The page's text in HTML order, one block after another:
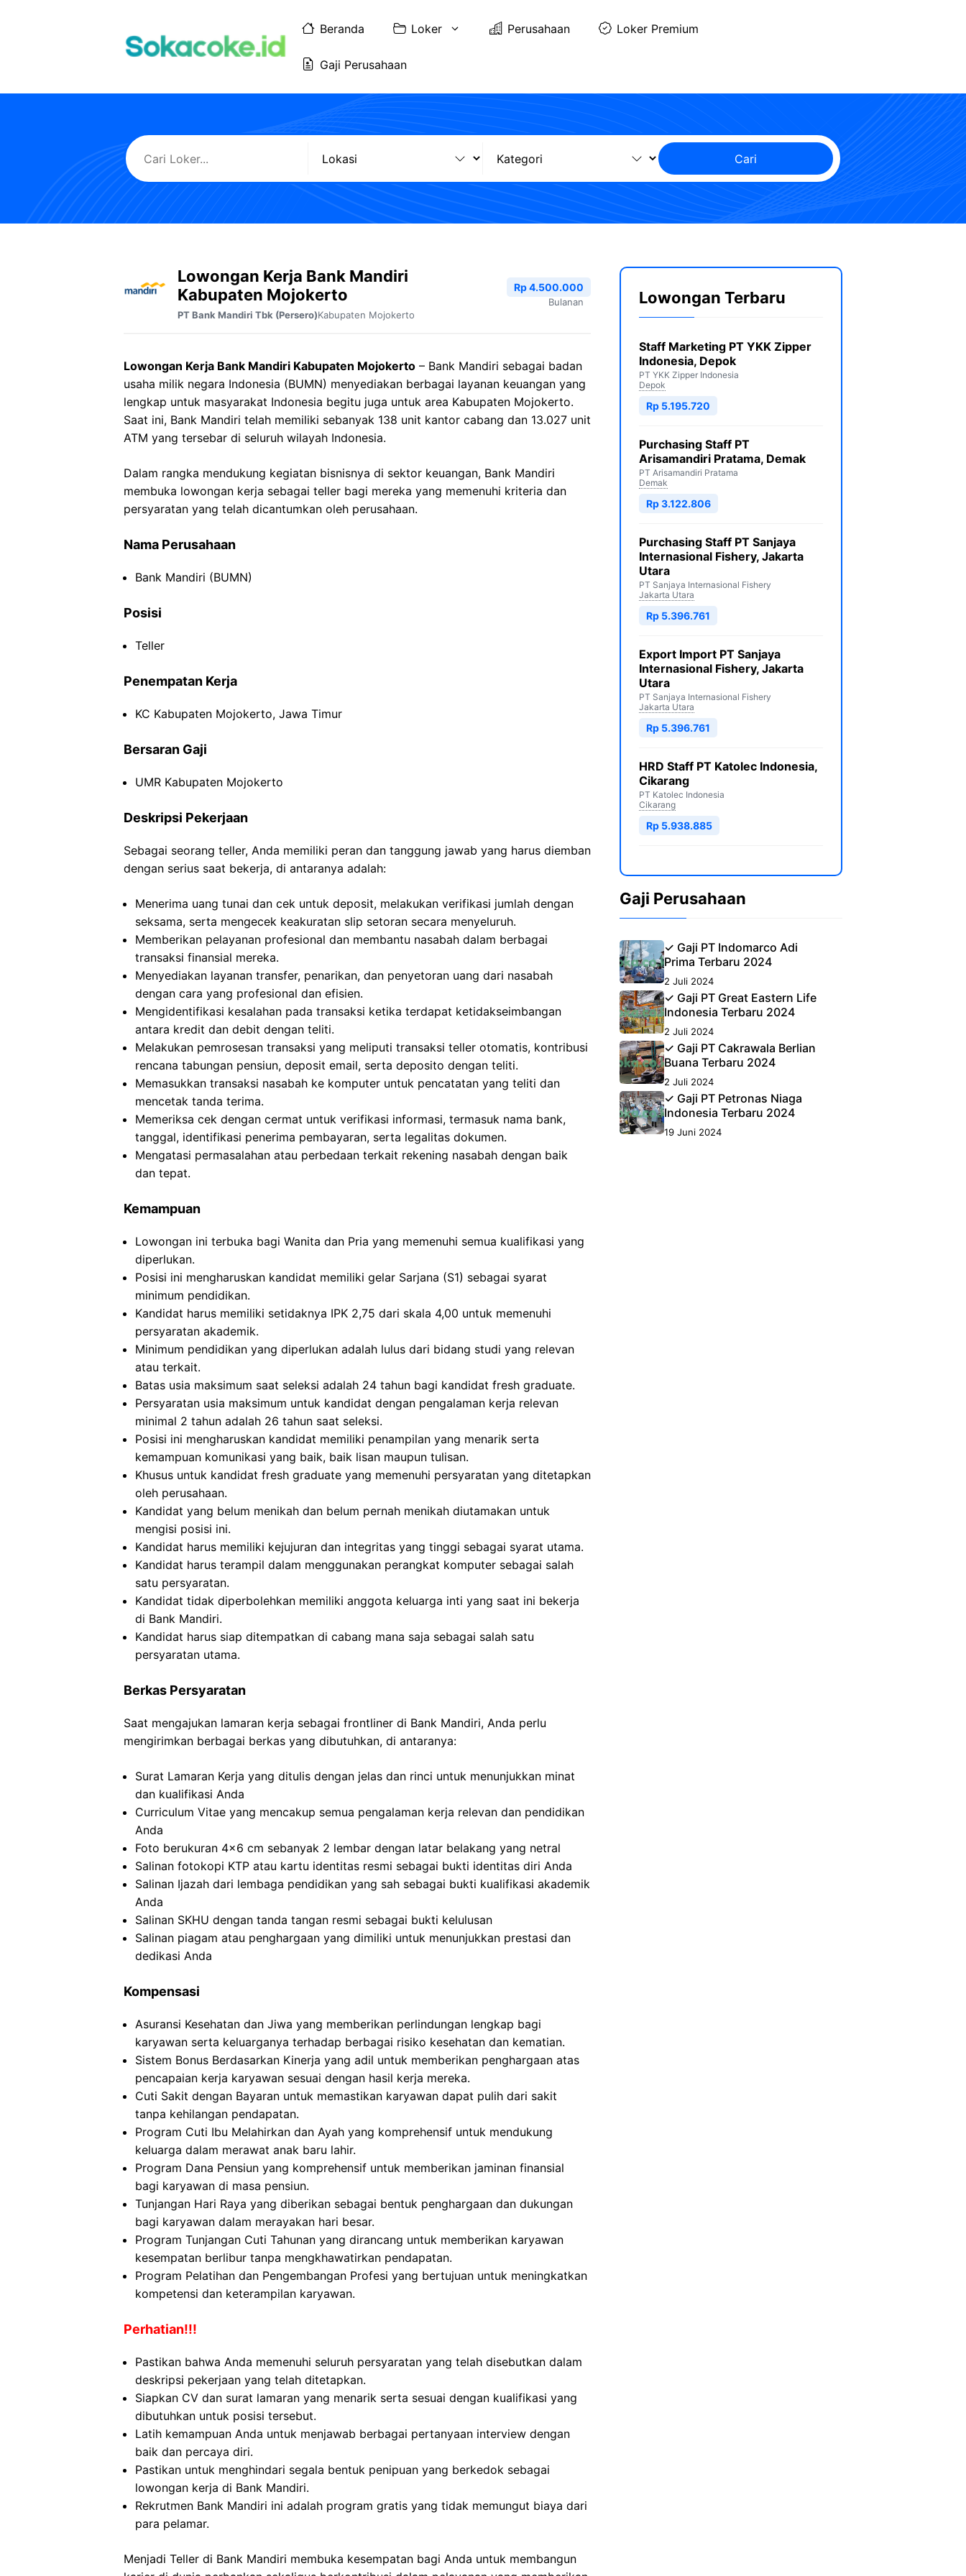
Beranda Loker Perusahaan Loker Premium
Gaji Perusahaan
Cari
Lowongan Kerja Bank Mandiri
Kabupaten Mojokerto
PT Bank Mandiri Tbk (Persero)Kabupaten Mojokerto
Rp 4.500.000
Bulanan
Lowongan Kerja Bank Mandiri Kabupaten Mojokerto – Bank Mandiri sebagai badan
usaha milik negara Indonesia (BUMN) menyediakan berbagai layanan keuangan yang
lengkap untuk masyarakat Indonesia begitu juga untuk area Kabupaten Mojokerto.
Saat ini, Bank Mandiri telah memiliki sebanyak 138 unit kantor cabang dan 13.027 unit
ATM yang tersebar di seluruh wilayah Indonesia.
Dalam rangka mendukung kegiatan bisnisnya di sektor keuangan, Bank Mandiri
membuka lowongan kerja sebagai teller bagi mereka yang memenuhi kriteria dan
persyaratan yang telah dicantumkan oleh perusahaan.
Nama Perusahaan
Bank Mandiri (BUMN)
Posisi
Teller
Penempatan Kerja
KC Kabupaten Mojokerto, Jawa Timur
Bersaran Gaji
UMR Kabupaten Mojokerto
Deskripsi Pekerjaan
Sebagai seorang teller, Anda memiliki peran dan tanggung jawab yang harus diemban
dengan serius saat bekerja, di antaranya adalah:
Menerima uang tunai dan cek untuk deposit, melakukan verifikasi jumlah dengan
seksama, serta mengecek keakuratan slip setoran secara menyeluruh.
Memberikan pelayanan profesional dan membantu nasabah dalam berbagai
transaksi finansial mereka.
Menyediakan layanan transfer, penarikan, dan penyetoran uang dari nasabah
dengan cara yang profesional dan efisien.
Mengidentifikasi kesalahan pada transaksi ketika terdapat ketidakseimbangan
antara kredit dan debit dengan teliti.
Melakukan pemrosesan transaksi yang meliputi transaksi teller otomatis, kontribusi
rencana tabungan pensiun, deposit email, serta deposito dengan teliti.
Memasukkan transaksi nasabah ke komputer untuk pencatatan yang teliti dan
mencetak tanda terima.
Memeriksa cek dengan cermat untuk verifikasi informasi, termasuk nama bank,
tanggal, identifikasi penerima pembayaran, serta legalitas dokumen.
Mengatasi permasalahan atau perbedaan terkait rekening nasabah dengan baik
dan tepat.
Kemampuan
Lowongan ini terbuka bagi Wanita dan Pria yang memenuhi semua kualifikasi yang
diperlukan.
Posisi ini mengharuskan kandidat memiliki gelar Sarjana (S1) sebagai syarat
minimum pendidikan.
Kandidat harus memiliki setidaknya IPK 2,75 dari skala 4,00 untuk memenuhi
persyaratan akademik.
Minimum pendidikan yang diperlukan adalah lulus dari bidang studi yang relevan
atau terkait.
Batas usia maksimum saat seleksi adalah 24 tahun bagi kandidat fresh graduate.
Persyaratan usia maksimum untuk kandidat dengan pengalaman kerja relevan
minimal 2 tahun adalah 26 tahun saat seleksi.
Posisi ini mengharuskan kandidat memiliki penampilan yang menarik serta
kemampuan komunikasi yang baik, baik lisan maupun tulisan.
Khusus untuk kandidat fresh graduate yang memenuhi persyaratan yang ditetapkan
oleh perusahaan.
Kandidat yang belum menikah dan belum pernah menikah diutamakan untuk
mengisi posisi ini.
Kandidat harus memiliki kejujuran dan integritas yang tinggi sebagai syarat utama.
Kandidat harus terampil dalam menggunakan perangkat komputer sebagai salah
satu persyaratan.
Kandidat tidak diperbolehkan memiliki anggota keluarga inti yang saat ini bekerja
di Bank Mandiri.
Kandidat harus siap ditempatkan di cabang mana saja sebagai salah satu
persyaratan utama.
Berkas Persyaratan
Saat mengajukan lamaran kerja sebagai frontliner di Bank Mandiri, Anda perlu
mengirimkan berbagai berkas yang dibutuhkan, di antaranya:
Surat Lamaran Kerja yang ditulis dengan jelas dan rinci untuk menunjukkan minat
dan kualifikasi Anda
Curriculum Vitae yang mencakup semua pengalaman kerja relevan dan pendidikan
Anda
Foto berukuran 4×6 cm sebanyak 2 lembar dengan latar belakang yang netral
Salinan fotokopi KTP atau kartu identitas resmi sebagai bukti identitas diri Anda
Salinan Ijazah dari lembaga pendidikan yang sah sebagai bukti kualifikasi akademik
Anda
Salinan SKHU dengan tanda tangan resmi sebagai bukti kelulusan
Salinan piagam atau penghargaan yang dimiliki untuk menunjukkan prestasi dan
dedikasi Anda
Kompensasi
Asuransi Kesehatan dan Jiwa yang memberikan perlindungan lengkap bagi
karyawan serta keluarganya terhadap berbagai risiko kesehatan dan kematian.
Sistem Bonus Berdasarkan Kinerja yang adil untuk memberikan penghargaan atas
pencapaian kerja karyawan sesuai dengan hasil kerja mereka.
Cuti Sakit dengan Bayaran untuk memastikan karyawan dapat pulih dari sakit
tanpa kehilangan pendapatan.
Program Cuti Ibu Melahirkan dan Ayah yang komprehensif untuk mendukung
keluarga dalam merawat anak baru lahir.
Program Dana Pensiun yang komprehensif untuk memberikan jaminan finansial
bagi karyawan di masa pensiun.
Tunjangan Hari Raya yang diberikan sebagai bentuk penghargaan dan dukungan
bagi karyawan dalam merayakan hari besar.
Program Tunjangan Cuti Tahunan yang dirancang untuk memberikan karyawan
kesempatan berlibur tanpa mengkhawatirkan pendapatan.
Program Pelatihan dan Pengembangan Profesi yang bertujuan untuk meningkatkan
kompetensi dan keterampilan karyawan.
Perhatian!!!
Pastikan bahwa Anda memenuhi seluruh persyaratan yang telah disebutkan dalam
deskripsi pekerjaan yang telah ditetapkan.
Siapkan CV dan surat lamaran yang menarik serta sesuai dengan kualifikasi yang
dibutuhkan untuk posisi tersebut.
Latih kemampuan Anda untuk menjawab berbagai pertanyaan interview dengan
baik dan percaya diri.
Pastikan untuk menghindari segala bentuk penipuan yang berkedok sebagai
lowongan kerja di Bank Mandiri.
Rekrutmen Bank Mandiri ini adalah program gratis yang tidak memungut biaya dari
para pelamar.
Menjadi Teller di Bank Mandiri membuka kesempatan bagi Anda untuk membangun
Lowongan Terbaru
Staff Marketing PT YKK Zipper
Indonesia, Depok
PT YKK Zipper Indonesia
Depok
Rp 5.195.720
Purchasing Staff PT
Arisamandiri Pratama, Demak
PT Arisamandiri Pratama
Demak
Rp 3.122.806
Purchasing Staff PT Sanjaya
Internasional Fishery, Jakarta
Utara
PT Sanjaya Internasional Fishery
Jakarta Utara
Rp 5.396.761
Export Import PT Sanjaya
Internasional Fishery, Jakarta
Utara
PT Sanjaya Internasional Fishery
Jakarta Utara
Rp 5.396.761
HRD Staff PT Katolec Indonesia,
Cikarang
PT Katolec Indonesia
Cikarang
Rp 5.938.885
Gaji Perusahaan
✓ Gaji PT Indomarco Adi
Prima Terbaru 2024
2 Juli 2024
✓ Gaji PT Great Eastern Life
Indonesia Terbaru 2024
2 Juli 2024
✓ Gaji PT Cakrawala Berlian
Buana Terbaru 2024
2 Juli 2024
✓ Gaji PT Petronas Niaga
Indonesia Terbaru 2024
19 Juni 2024